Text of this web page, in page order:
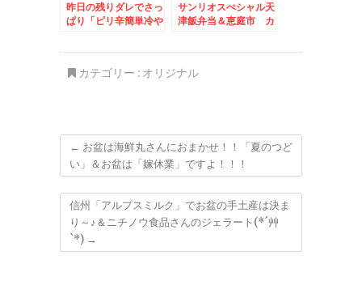
昨日の残りダレでさっ
ぱり「ピリ辛簡単冷や
サンリオスぺシャル天
津飯弁当＆恵庭市 カ
カテゴリー : オリジナル
← お盆は海鮮丸さんにおまかせ！！「夏のつど
い」＆お盆は「嫁休業」ですよ！！！
信州「アルプスミルク」でお盆の手土産は決ま
り～♪＆ニチノウ食品さんのジェラート(*´艸
`*) →